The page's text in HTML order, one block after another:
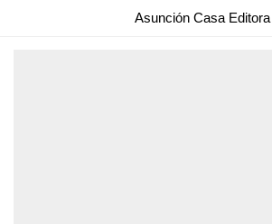
Asunción Casa Editora